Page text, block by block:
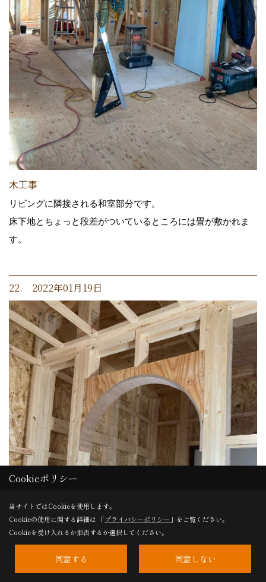
木工事
リビングに隣接される和室部分です。
床下地とちょっと段差がついているところには畳が敷かれま
す。
22. 2022年01月19日
Cookieポリシー
当サイトではCookieを使用します。
Cookieの使用に関する詳細は 「プライバシーポリシー 」をご覧ください。
Cookieを受け入れるか拒否するか選択してください。
同意する 同意しない